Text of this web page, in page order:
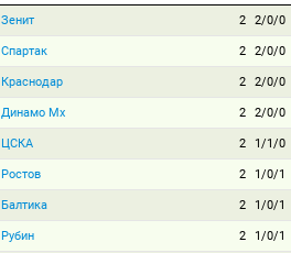
Зенит 2 2/0/0
Спартак 2 2/0/0
Краснодар 2 2/0/0
Динамо Мх 2 2/0/0
ЦСКА 2 1/1/0
Ростов 2 1/0/1
Балтика 2 1/0/1
Рубин 2 1/0/1